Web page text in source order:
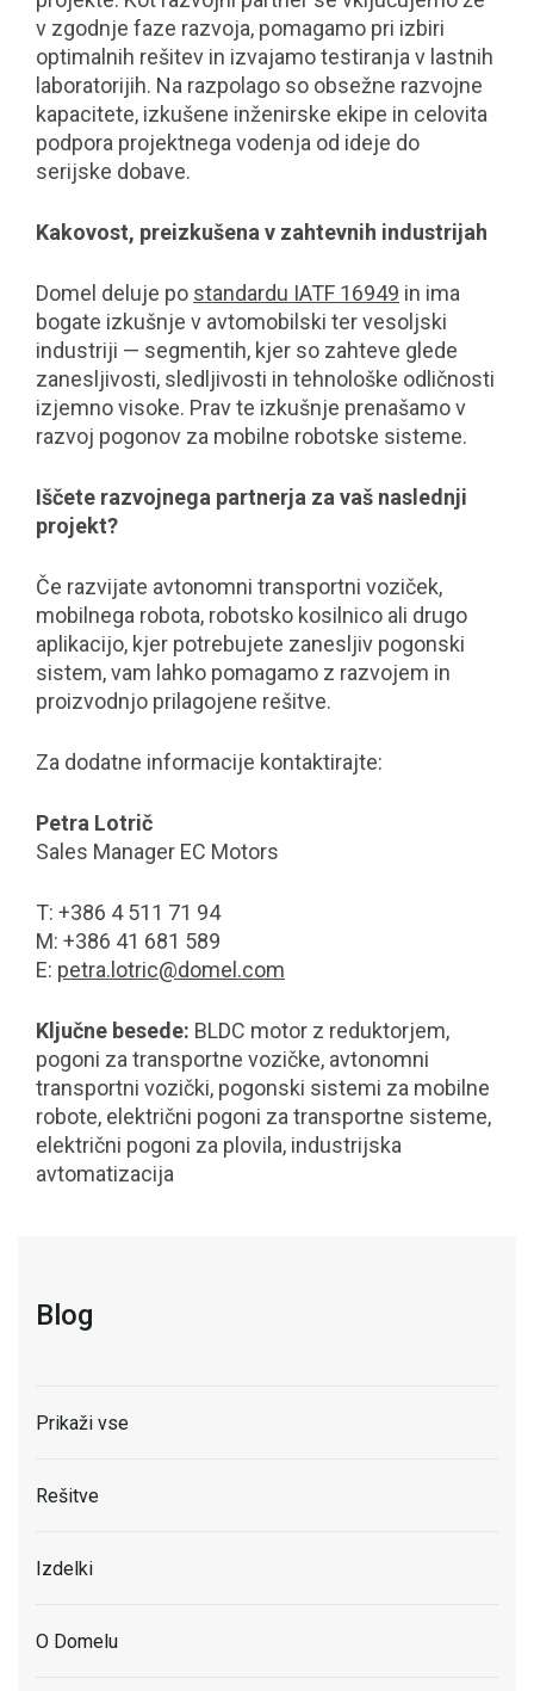
v zgodnje faze razvoja, pomagamo pri izbiri
optimalnih rešitev in izvajamo testiranja v lastnih
laboratorijih. Na razpolago so obsežne razvojne
kapacitete, izkušene inženirske ekipe in celovita
podpora projektnega vodenja od ideje do
serijske dobave.
Kakovost, preizkušena v zahtevnih industrijah
Domel deluje po standardu IATF 16949 in ima
bogate izkušnje v avtomobilski ter vesoljski
industriji — segmentih, kjer so zahteve glede
zanesljivosti, sledljivosti in tehnološke odličnosti
izjemno visoke. Prav te izkušnje prenašamo v
razvoj pogonov za mobilne robotske sisteme.
Iščete razvojnega partnerja za vaš naslednji
projekt?
Če razvijate avtonomni transportni voziček,
mobilnega robota, robotsko kosilnico ali drugo
aplikacijo, kjer potrebujete zanesljiv pogonski
sistem, vam lahko pomagamo z razvojem in
proizvodnjo prilagojene rešitve.
Za dodatne informacije kontaktirajte:
Petra Lotrič
Sales Manager EC Motors
T: +386 4 511 71 94
M: +386 41 681 589
E: petra.lotric@domel.com
Ključne besede: BLDC motor z reduktorjem,
pogoni za transportne vozičke, avtonomni
transportni vozički, pogonski sistemi za mobilne
robote, električni pogoni za transportne sisteme,
električni pogoni za plovila, industrijska
avtomatizacija
Blog
Prikaži vse
Rešitve
Izdelki
O Domelu